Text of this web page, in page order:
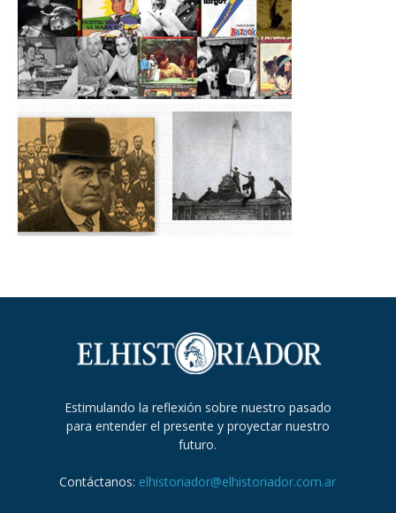
Estimulando la reflexión sobre nuestro pasado
para entender el presente y proyectar nuestro
futuro.
Contáctanos: elhistoriador@elhistoriador.com.ar